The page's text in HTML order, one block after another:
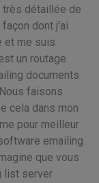
très détaillée de
dont j'ai
et me suis
un routage
documents
faisons
cela dans mon
pour meilleur
emailing
que vous
list server